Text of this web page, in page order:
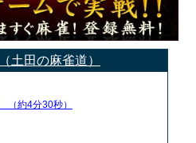
土田の麻雀道）
（約4分30秒）